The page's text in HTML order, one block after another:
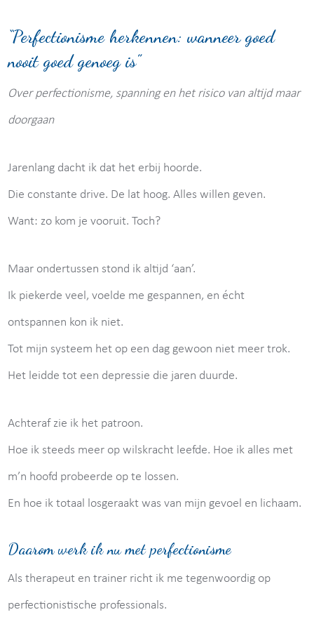
“Perfectionisme herkennen: wanneer goed
nooit goed genoeg is”
Over perfectionisme, spanning en het risico van altijd maar
doorgaan
Jarenlang dacht ik dat het erbij hoorde.
Die constante drive. De lat hoog. Alles willen geven.
Want: zo kom je vooruit. Toch?
Maar ondertussen stond ik altijd ‘aan’.
Ik piekerde veel, voelde me gespannen, en écht
ontspannen kon ik niet.
Tot mijn systeem het op een dag gewoon niet meer trok.
Het leidde tot een depressie die jaren duurde.
Achteraf zie ik het patroon.
Hoe ik steeds meer op wilskracht leefde. Hoe ik alles met
m’n hoofd probeerde op te lossen.
En hoe ik totaal losgeraakt was van mijn gevoel en lichaam.
Daarom werk ik nu met perfectionisme
Als therapeut en trainer richt ik me tegenwoordig op
perfectionistische professionals.